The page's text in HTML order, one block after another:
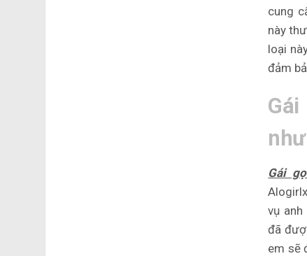
cung
này
loại
đảm
Gái
vụ
đã
em sẽ